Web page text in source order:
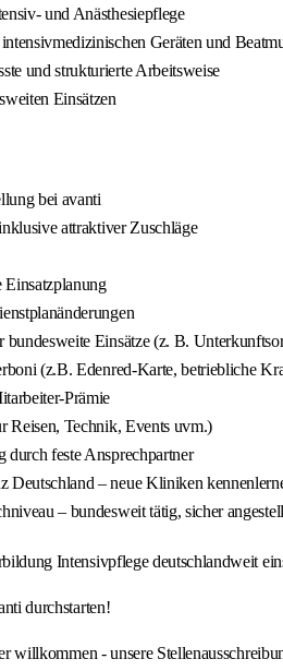
und Anästhesiepflege
Geräten und
und strukturierte Arbeitsweise
Einsätzen
bei avanti
attraktiver Zuschläge
Einsatzplanung
Einsätze (z. B.
(z.B. Edenred-Karte, betriebliche
Prämie
Reisen, Technik, Events uvm.)
durch feste Ansprechpartner
Deutschland – neue Kliniken
– bundesweit tätig, sicher
Intensivpflege deutschlandweit
durchstarten!
willkommen - unsere